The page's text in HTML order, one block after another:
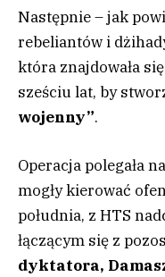
Następnie – jak
rebeliantów i
która znajdowała
sześciu lat, by
wojenny”.
Operacja polegała
mogły kierować
południa, z HTS
łączącym się z
dyktatora,